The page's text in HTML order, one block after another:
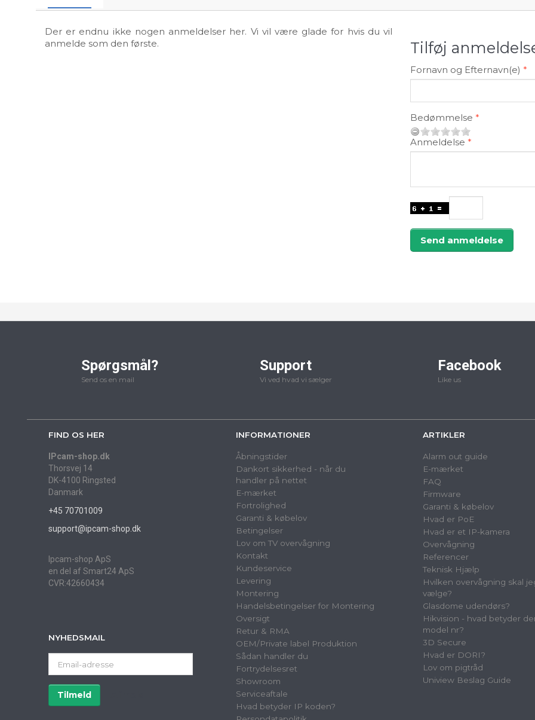
Der er endnu ikke nogen anmeldelser her. Vi vil være glade for hvis du vil
anmelde som den første.
Tilføj
Fornavn og Efternavn(e)
Bedømmelse
Anmeldelse
Send anmeldelse
Spørgsmål?
Send os en mail
Support
Vi ved hvad vi sælger
Facebook
Like us
FIND OS HER
IPcam-shop.dk
Thorsvej 14
DK-4100 Ringsted
Danmark
+45 70701009
support@ipcam-shop.dk
Ipcam-shop ApS
en del af Smart24 ApS
CVR:42660434
NYHEDSMAIL
adresse
Tilmeld
INFORMATIONER
Åbningstider
Dankort sikkerhed - når du
handler på nettet
E-mærket
Fortrolighed
Garanti & købelov
Betingelser
Lov om TV overvågning
Kontakt
Kundeservice
Levering
Montering
Handelsbetingelser for Montering
Oversigt
Retur & RMA
OEM/Private label Produktion
Sådan handler du
Fortrydelsesret
Showroom
Serviceaftale
Hvad betyder IP koden?
ARTIKLER
Alarm out guide
E-mærket
FAQ
Firmware
Garanti & købelov
Hvad er PoE
Hvad er et IP-kamera
Overvågning
Referencer
Teknisk Hjælp
Hvilken overvågning skal
vælge?
Glasdome udendørs?
Hikvision - hvad betyder
model nr?
3D Secure
Hvad er DORI?
Lov om pigtråd
Uniview Beslag Guide